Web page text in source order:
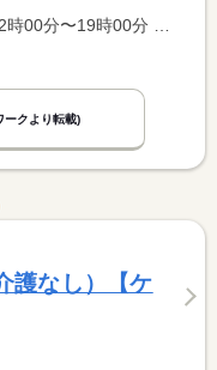
ークより転載)
護なし）【ケ